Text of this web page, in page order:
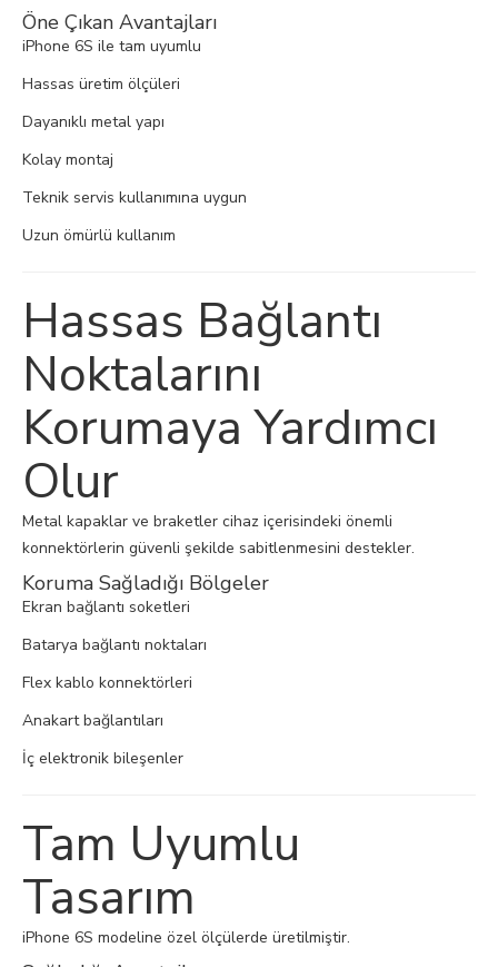
Öne Çıkan Avantajları
iPhone 6S ile tam uyumlu
Hassas üretim ölçüleri
Dayanıklı metal yapı
Kolay montaj
Teknik servis kullanımına uygun
Uzun ömürlü kullanım
Hassas Bağlantı
Noktalarını
Korumaya Yardımcı
Olur
Metal kapaklar ve braketler cihaz içerisindeki önemli
konnektörlerin güvenli şekilde sabitlenmesini destekler.
Koruma Sağladığı Bölgeler
Ekran bağlantı soketleri
Batarya bağlantı noktaları
Flex kablo konnektörleri
Anakart bağlantıları
İç elektronik bileşenler
Tam Uyumlu
Tasarım
iPhone 6S modeline özel ölçülerde üretilmiştir.